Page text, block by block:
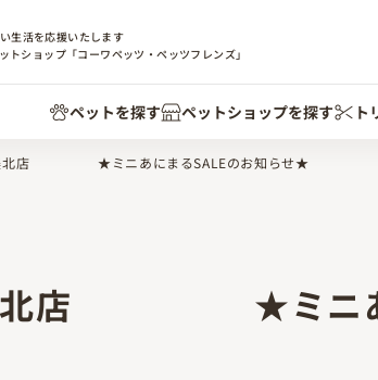
生活を応援いたします
トショップ「コーワペッツ・ペッツフレンズ」
ペットを探す ペットショップを探す ト
美北店 ★ミニあにまるSALEのお知らせ★
美北店 ★ミニあ